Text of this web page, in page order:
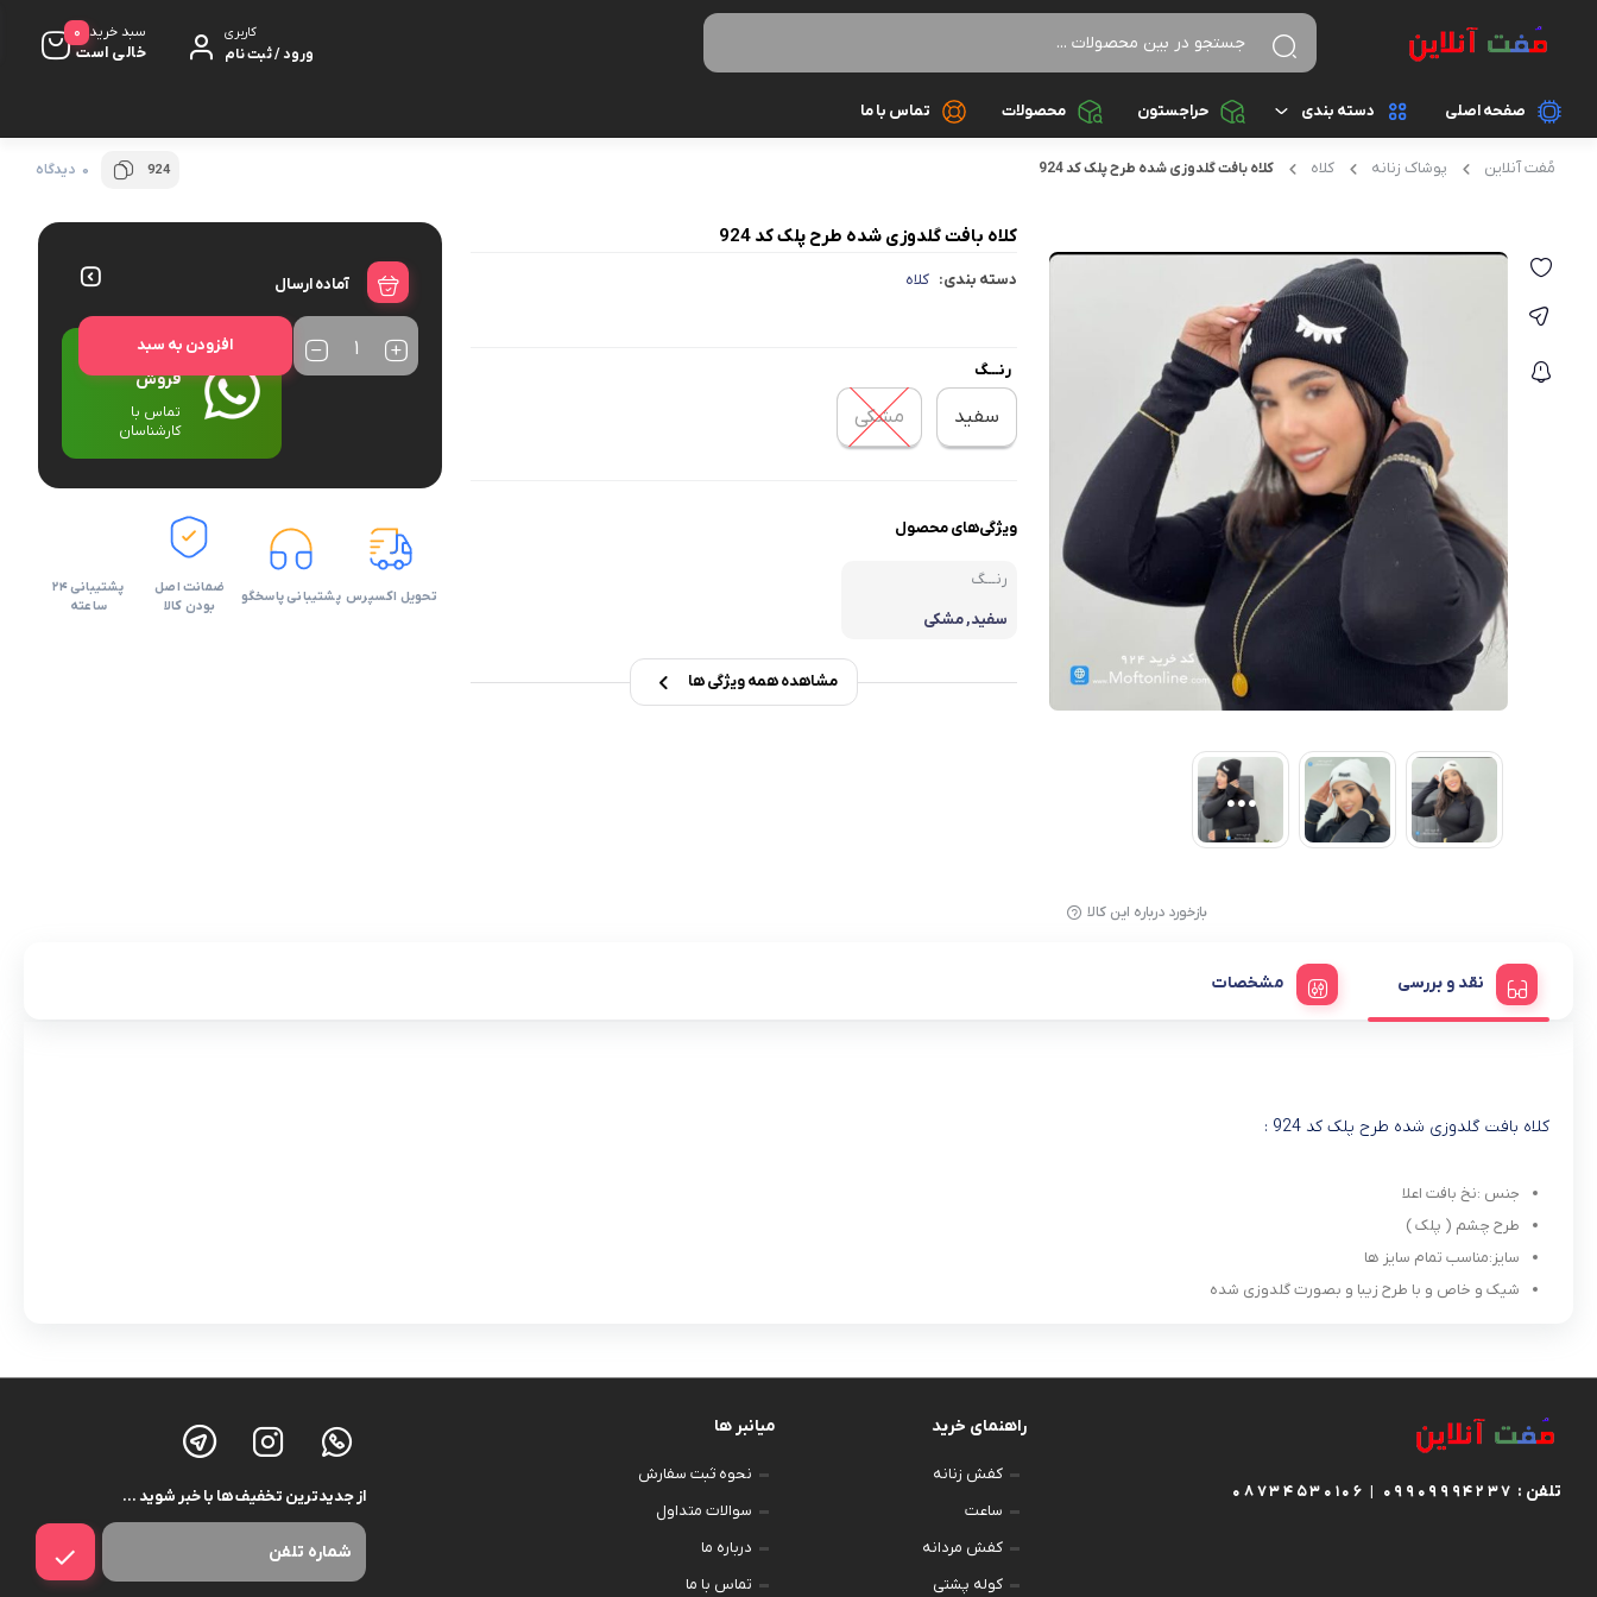
کاربری
ورود / ثبت نام
سبد خرید
خالی است
0
صفحه اصلی دسته بندی
پوشاک زنانه
تیشرت لانگ
شلوار
دستبند
ساعت
کفش زنانه
کفش مردانه
کوله پشتی
کیف زنانه
حراجستون محصولات تماس با ما
مُفت آنلاین پوشاک زنانه کلاه کلاه بافت گلدوزی شده طرح پلک کد 924 924 0 دیدگاه
بازخورد درباره این کالا
کلاه بافت گلدوزی شده طرح پلک کد 924
دسته بندی: کلاه
رنـــگ
سفید مشکی
ویژگی‌های محصول
رنـــگ
سفید, مشکی
مشاهده همه ویژگی ها
آماده ارسال
افزودن به سبد
ارتباط با واحد
فروش
تماس با
کارشناسان
تحویل اکسپرس پشتیبانی پاسخگو
ضمانت اصل
بودن کالا
پشتیبانی 24
ساعته
نقد و بررسی مشخصات
کلاه بافت گلدوزی شده طرح پلک کد 924 :
جنس :نخ بافت اعلا
طرح چشم ( پلک )
سایز:مناسب تمام سایز ها
شیک و خاص و با طرح زیبا و بصورت گلدوزی شده
تلفن : 08734530106 | 09909994237
راهنمای خرید
کفش زنانه
ساعت
کفش مردانه
کوله پشتی
میانبر ها
نحوه ثبت سفارش
سوالات متداول
درباره ما
تماس با ما
از جدیدترین تخفیف ها با خبر شوید …